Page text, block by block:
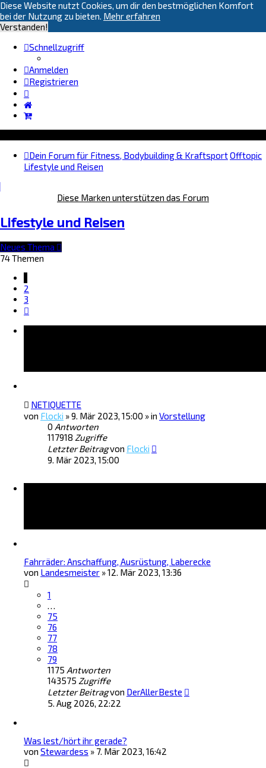
Diese Website nutzt Cookies, um dir den bestmöglichen Komfort
bei der Nutzung zu bieten. Mehr erfahren
Verstanden!
Schnellzugriff
Anmelden
Registrieren
Dein Forum für Fitness, Bodybuilding & KraftsportOfftopic
Lifestyle und Reisen
Diese Marken unterstützen das Forum
Lifestyle und Reisen
Neues Thema
74 Themen
2
3
NETIQUETTE
von Flocki »9. Mär 2023, 15:00 » in Vorstellung
0 Antworten
117918 Zugriffe
Letzter Beitragvon Flocki
9. Mär 2023, 15:00
Fahrräder: Anschaffung, Ausrüstung, Laberecke
von Landesmeister »12. Mär 2023, 13:36
1
…
75
76
77
78
79
1175 Antworten
143575 Zugriffe
Letzter Beitragvon DerAllerBeste
5. Aug 2026, 22:22
Was lest/hört ihr gerade?
von Stewardess » 7. Mär 2023, 16:42